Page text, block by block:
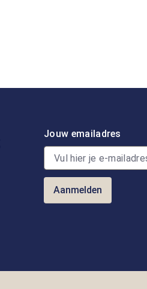
Jouw emailadres
Aanmelden